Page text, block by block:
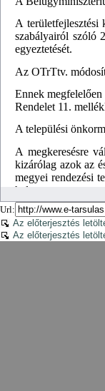
Url:
Az előterjesztés
Az előterjesztés